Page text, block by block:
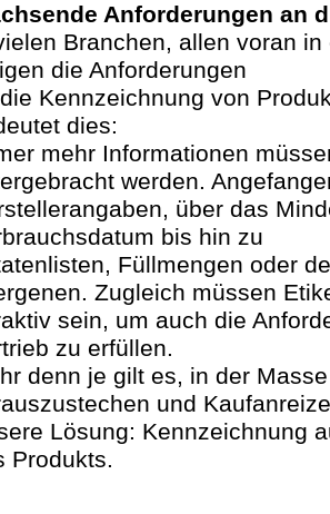
Anforderungen an
Branchen, allen voran
die Anforderungen
Kennzeichnung von
dies:
mehr Informationen
werden.
über das
bis hin zu
Füllmengen oder
Zugleich müssen
sein, um auch die
zu erfüllen.
denn je gilt es, in der
und
Lösung: Kennzeichnung
Produkts.